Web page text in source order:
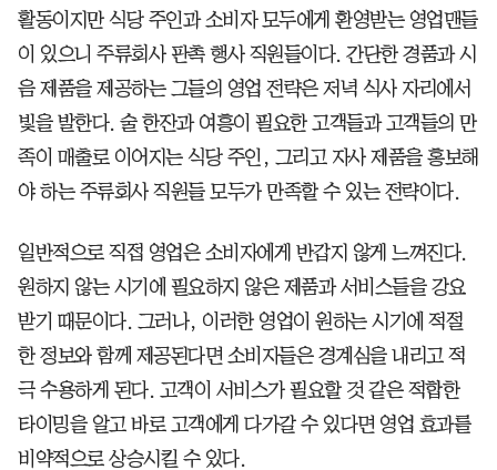
활동이지만 식당 주인과 소비자 모두에게 환영받는 영업맨들
이 있으니 주류회사 판촉 행사 직원들이다. 간단한 경품과 시
음 제품을 제공하는 그들의 영업 전략은 저녁 식사 자리에서
빛을 발한다. 술 한잔과 여흥이 필요한 고객들과 고객들의 만
족이 매출로 이어지는 식당 주인, 그리고 자사 제품을 홍보해
야 하는 주류회사 직원들 모두가 만족할 수 있는 전략이다.
일반적으로 직접 영업은 소비자에게 반갑지 않게 느껴진다.
원하지 않는 시기에 필요하지 않은 제품과 서비스들을 강요
받기 때문이다. 그러나, 이러한 영업이 원하는 시기에 적절
한 정보와 함께 제공된다면 소비자들은 경계심을 내리고 적
극 수용하게 된다. 고객이 서비스가 필요할 것 같은 적합한
타이밍을 알고 바로 고객에게 다가갈 수 있다면 영업 효과를
비약적으로 상승시킬 수 있다.